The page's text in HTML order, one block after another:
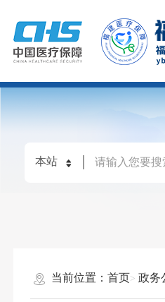
当前位置：首页 政务